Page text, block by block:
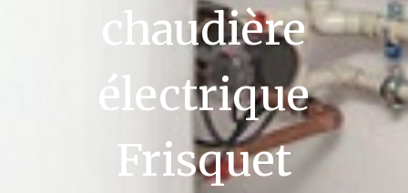
chaudière
électrique
Frisquet